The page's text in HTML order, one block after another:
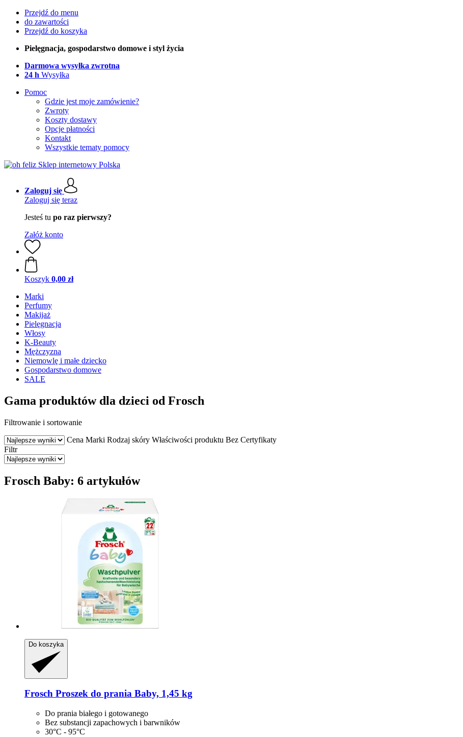
Przejdź do menu
do zawartości
Przejdź do koszyka
Pielęgnacja, gospodarstwo domowe i styl życia
Darmowa wysyłka zwrotna
24 h Wysyłka
Pomoc
Gdzie jest moje zamówienie?
Zwroty
Koszty dostawy
Opcje płatności
Kontakt
Wszystkie tematy pomocy
Zaloguj się
Zaloguj się teraz
Jesteś tu po raz pierwszy?
Załóż konto
Koszyk 0,00 zł
Marki
Perfumy
Makijaż
Pielęgnacja
Włosy
K-Beauty
Mężczyzna
Niemowlę i małe dziecko
Gospodarstwo domowe
SALE
Gama produktów dla dzieci od Frosch
Filtrowanie i sortowanie
Cena Marki Rodzaj skóry Właściwości produktu Bez Certyfikaty
Filtr
Frosch Baby: 6 artykułów
Do koszyka
Frosch Proszek do prania Baby, 1,45 kg
Do prania białego i gotowanego
Bez substancji zapachowych i barwników
30°C - 95°C